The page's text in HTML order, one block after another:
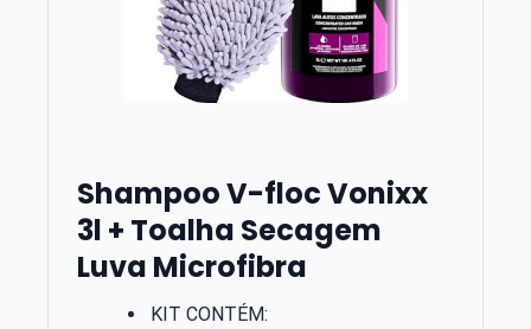
Shampoo V-floc Vonixx
3l + Toalha Secagem
Luva Microfibra
KIT CONTÉM: